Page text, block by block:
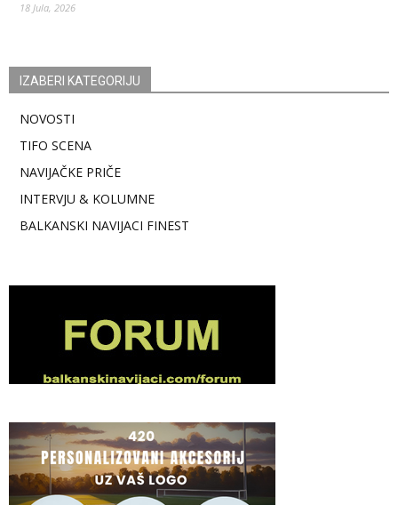
18 Jula, 2026
IZABERI KATEGORIJU
NOVOSTI
TIFO SCENA
NAVIJAČKE PRIČE
INTERVJU & KOLUMNE
BALKANSKI NAVIJACI FINEST